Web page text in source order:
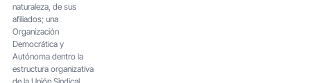
naturaleza, de sus
afiliados; una
Organización
Democrática y
Autónoma dentro la
estructura organizativa